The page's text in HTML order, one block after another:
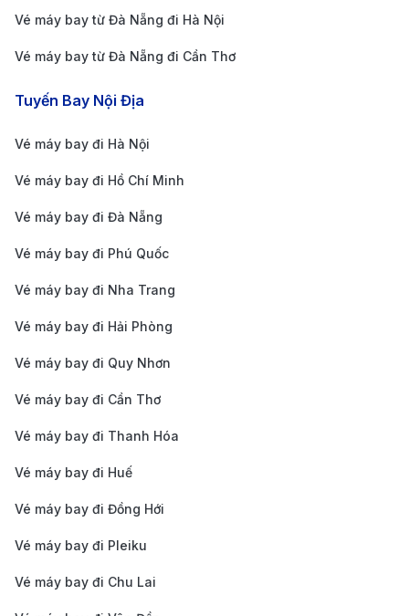
và độ tin cậy cao về giờ giấc trong các hành trình
Emirates:
Nổi danh với sự sang trọng và tiện nghi
bậc nhất; hãng cung cấp hệ thống giải trí "ice"
hành trình quá cảnh tại Dubai trở thành một phần
nghỉ dưỡng thú vị trong chuyến đi.
Avianca:Hãng hàng không lớn của khu vực Mỹ
Latinh, có mạng lưới đường bay dày đặc nhất đến
cuối với dịch vụ thân thiện và am hiểu văn hóa bản
địa.
Cathay Pacific:Hãng hàng không biểu tượng của
Hong Kong, ghi điểm với phòng chờ đẳng cấp và
thư giãn cho các chặng quá cảnh dài.
Copa Airlines:
tâm trung chuyển hiện đại tại Panama; hãng cung
cấp các chuyến bay ngắn và nhanh chóng nhất để
Lưu ý nhỏ rằng bạn nên kiểm tra kỹ điều kiện visa quá
Vé máy bay từ Đà Nẵng đi Hà Nội
Vé máy bay từ Đà Nẵng đi Cần Thơ
Tuyến Bay Nội Địa
Vé máy bay đi Hà Nội
Vé máy bay đi Hồ Chí Minh
Vé máy bay đi Đà Nẵng
Vé máy bay đi Phú Quốc
Vé máy bay đi Nha Trang
Vé máy bay đi Hải Phòng
Vé máy bay đi Quy Nhơn
Vé máy bay đi Cần Thơ
Vé máy bay đi Thanh Hóa
Vé máy bay đi Huế
Vé máy bay đi Đồng Hới
Vé máy bay đi Pleiku
Vé máy bay đi Chu Lai